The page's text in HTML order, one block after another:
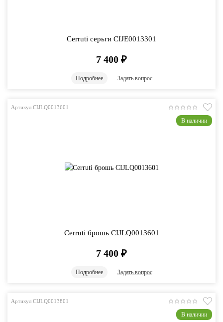
Cerruti серьги CIJE0013301
7 400 ₽
Подробнее Задать вопрос
Артикул CIJLQ0013601
В наличии
Cerruti брошь CIJLQ0013601
7 400 ₽
Подробнее Задать вопрос
Артикул CIJLQ0013801
В наличии